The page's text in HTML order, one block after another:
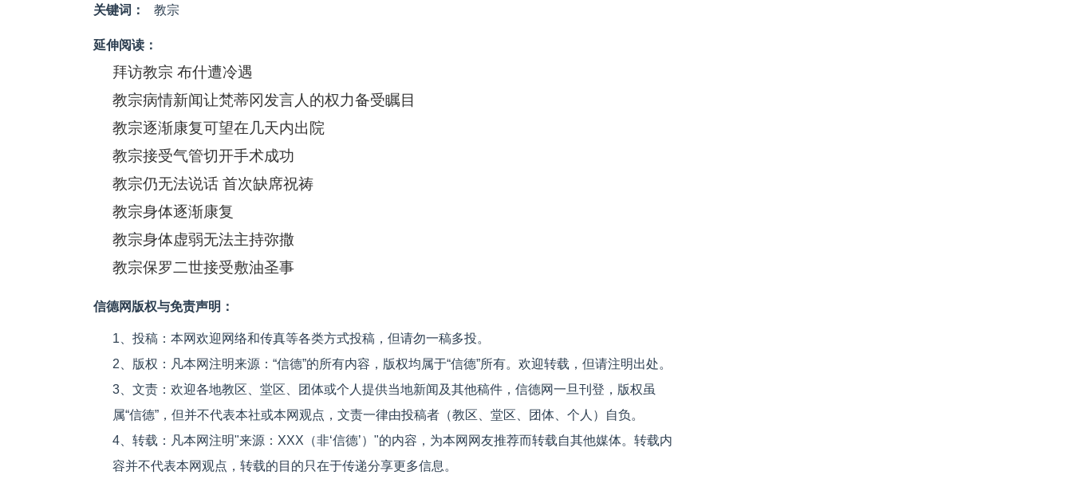
关键词： 教宗
延伸阅读：
拜访教宗 布什遭冷遇
教宗病情新闻让梵蒂冈发言人的权力备受瞩目
教宗逐渐康复可望在几天内出院
教宗接受气管切开手术成功
教宗仍无法说话 首次缺席祝祷
教宗身体逐渐康复
教宗身体虚弱无法主持弥撒
教宗保罗二世接受敷油圣事
信德网版权与免责声明：
1、投稿：本网欢迎网络和传真等各类方式投稿，但请勿一稿多投。
2、版权：凡本网注明来源：“信德”的所有内容，版权均属于“信德”所有。欢迎转载，但请注明出处。
3、文责：欢迎各地教区、堂区、团体或个人提供当地新闻及其他稿件，信德网一旦刊登，版权虽
属“信德”，但并不代表本社或本网观点，文责一律由投稿者（教区、堂区、团体、个人）自负。
4、转载：凡本网注明"来源：XXX（非‘信德’）"的内容，为本网网友推荐而转载自其他媒体。转载内
容并不代表本网观点，转载的目的只在于传递分享更多信息。